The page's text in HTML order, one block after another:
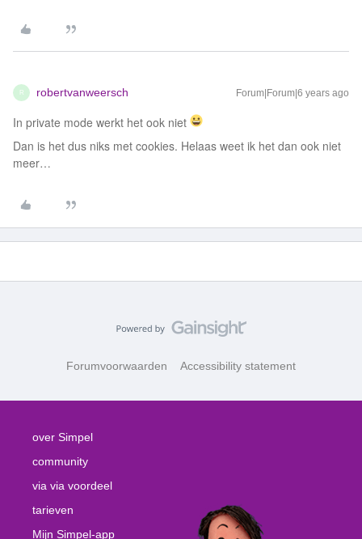
R robertvanweersch Forum|Forum|6 years ago
In private mode werkt het ook niet
Dan is het dus niks met cookies. Helaas weet ik het dan ook niet
meer…
Forumvoorwaarden Accessibility statement
over Simpel
community
via via voordeel
tarieven
Mijn Simpel-app